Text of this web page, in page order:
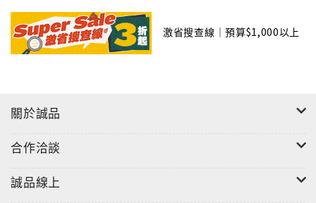
激省搜查線｜預算$1,000以上
關於誠品
合作洽談
誠品線上